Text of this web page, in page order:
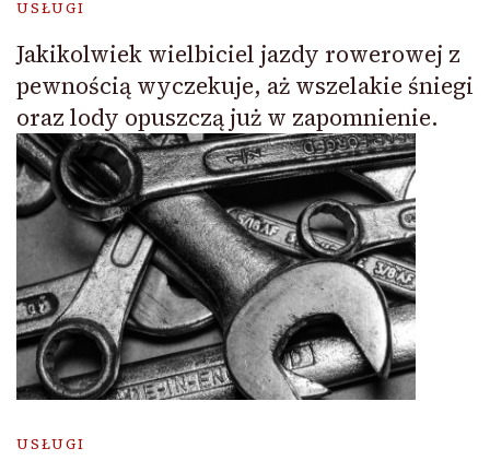
USŁUGI
Jakikolwiek wielbiciel jazdy rowerowej z
pewnością wyczekuje, aż wszelakie śniegi
oraz lody opuszczą już w zapomnienie.
USŁUGI